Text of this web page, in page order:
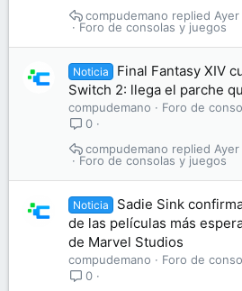
Foro de consolas y juegos
compudemano
Noticia
Final Fantasy XIV
Switch 2: llega el parche
compudemano
Foro de
0
Foro de consolas y juegos
Ayer
compudemano
Noticia
Sadie Sink
de las películas más
de Marvel Studios
compudemano
Foro de
0